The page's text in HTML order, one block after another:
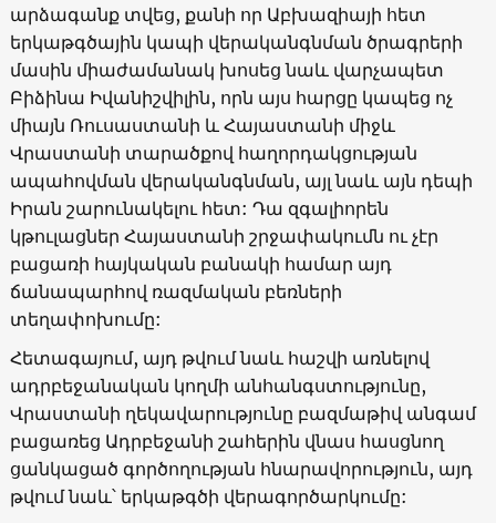
արձագանք տվեց, քանի որ Աբխազիայի հետ
երկաթգծային կապի վերականգնման ծրագրերի
մասին միաժամանակ խոսեց նաև վարչապետ
Բիձինա Իվանիշվիլին, որն այս հարցը կապեց ոչ
միայն Ռուսաստանի և Հայաստանի միջև
Վրաստանի տարածքով հաղորդակցության
ապահովման վերականգնման, այլ նաև այն դեպի
Իրան շարունակելու հետ: Դա զգալիորեն
կթուլացներ Հայաստանի շրջափակումն ու չէր
բացառի հայկական բանակի համար այդ
ճանապարհով ռազմական բեռների
տեղափոխումը:
Հետագայում, այդ թվում նաև հաշվի առնելով
ադրբեջանական կողմի անհանգստությունը,
Վրաստանի ղեկավարությունը բազմաթիվ անգամ
բացառեց Ադրբեջանի շահերին վնաս հասցնող
ցանկացած գործողության հնարավորություն, այդ
թվում նաև՝ երկաթգծի վերագործարկումը: